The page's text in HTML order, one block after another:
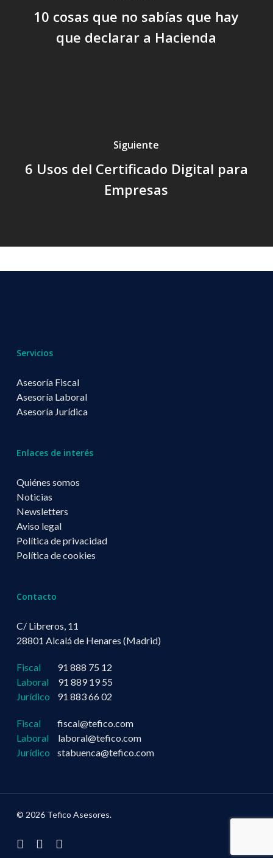
10 cosas que no sabías que hay
que declarar a Hacienda
Siguiente
6 Usos del Certificado Digital para
Empresas
Servicios
Asesoría Fiscal
Asesoría Laboral
Asesoría Jurídica
Enlaces de interés
Quiénes somos
Noticias
Newsletters
Aviso legal
Política de privacidad
Política de cookies
Contacto
C/ Libreros, 11
28801 Alcalá de Henares (Madrid)
Fiscal 91 888 75 12
Laboral 91 889 19 55
Jurídico 91 883 66 02
Fiscal
fiscal@tefico.com
Laboral
laboral@tefico.com
Jurídico
stabuenca@tefico.com
© 2026 Tefico Asesores.
twitterfacebooklinkedin